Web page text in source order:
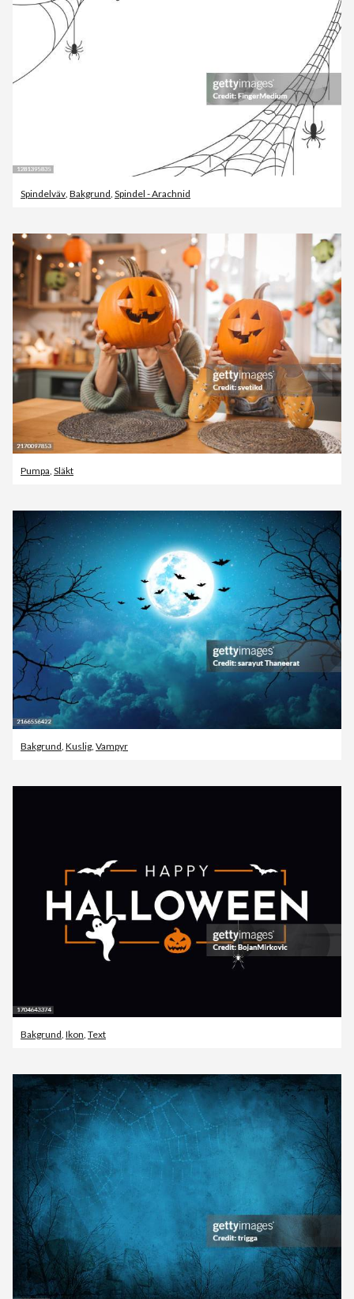
Spindelväv, Bakgrund, Spindel - Arachnid
Pumpa Släkt
Bakgrund, Kuslig, Vampyr
Bakgrund Ikon Text